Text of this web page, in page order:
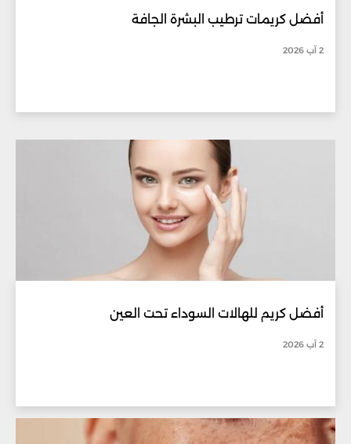
أفضل كريمات ترطيب البشرة الجافة
2 آب 2026
أفضل كريم للهالات السوداء تحت العين
2 آب 2026